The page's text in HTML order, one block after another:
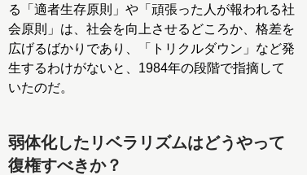
る「適者生存原則」や「頑張った人が報われる社
会原則」は、社会を向上させるどころか、格差を
広げるばかりであり、「トリクルダウン」など発
生するわけがないと、1984年の段階で指摘して
いたのだ。
弱体化したリベラリズムはどうやって
復権すべきか？